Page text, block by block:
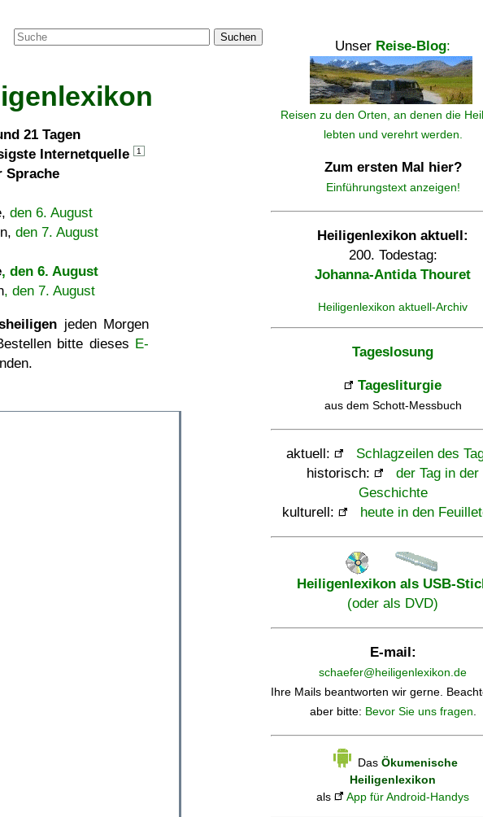
Suchen
21 Tagen
Internetquelle
1
Sprache
den 6. August
den 7. August
, den 6. August
, den 7. August
jeden Morgen
bitte dieses E-
Unser Reise-Blog:
Reisen zu den Orten, an denen die
lebten und verehrt werden.
Zum ersten Mal hier?
Einführungstext anzeigen!
Heiligenlexikon aktuell:
200. Todestag:
Johanna-Antida Thouret
Heiligenlexikon aktuell-Archiv
Tageslosung
Tagesliturgie
aus dem Schott-Messbuch
aktuell:
Schlagzeilen des
historisch:
der Tag in der
Geschichte
kulturell:
heute in den
Heiligenlexikon als USB-
(oder als DVD)
E-mail:
schaefer@heiligenlexikon.de
Ihre Mails beantworten wir gerne.
aber bitte: Bevor Sie uns fragen.
Das Ökumenische
Heiligenlexikon
als
App für Android-Handys